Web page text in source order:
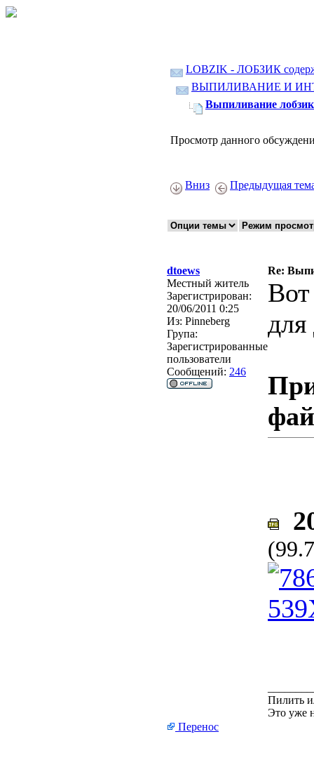
LOBZIK - ЛОБЗИК
ВЫПИЛИВАНИЕ И
Выпиливание
Просмотр данного
Вниз Предыдущая
dtoews
Re:
Местный житель
Зарегистрирован:
20/06/2011 0:25
Из: Pinneberg
Група:
Зарегистрированные
пользователи
Сообщений: 246
для
Пилить
Это уже
Перенос